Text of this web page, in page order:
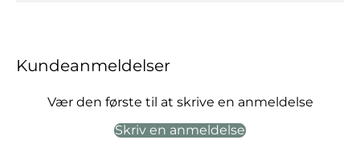
Kundeanmeldelser
Vær den første til at skrive en anmeldelse
Skriv en anmeldelse